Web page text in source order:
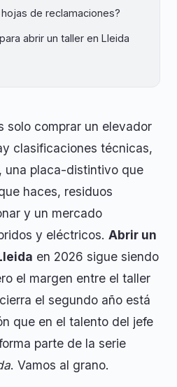
de reclamaciones?
abrir un taller en Lleida
solo comprar un elevador
clasificaciones técnicas,
una placa-distintivo que
haces, residuos
y un mercado
y eléctricos. Abrir un
en 2026 sigue siendo
el margen entre el taller
el segundo año está
que en el talento del jefe
parte de la serie
. Vamos al grano.